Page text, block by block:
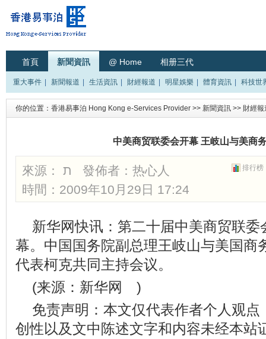
首頁 新聞資訊 @ Home 相册三代
重大事件 新聞報道 生活資訊 財經報道 明星娛樂 體育資訊 科技世
你的位置： 香港易事泊 Hong Kong e-Services Provider >> 新聞資訊 >> 財經報
中美商贸联委会开幕 王岐山与美商
排行榜 來源： ת 發佈者： 热心人
時間：2009年10月29日 17:24
新华网快讯：第二十届中美商贸联委
幕。中国国务院副总理王岐山与美国商
代表柯克共同主持会议。
(来源：新华网 )
免责声明：本文仅代表作者个人观
创性以及文中陈述文字和内容未经本站